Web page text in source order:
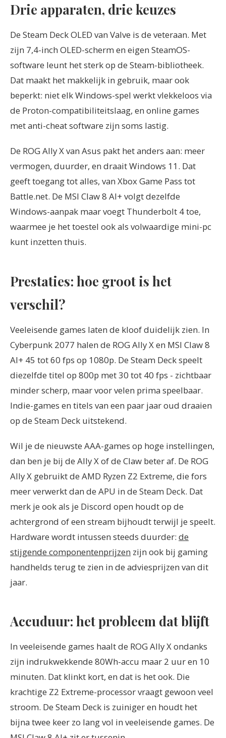
Drie apparaten, drie keuzes
De Steam Deck OLED van Valve is de veteraan. Met
zijn 7,4-inch OLED-scherm en eigen SteamOS-
software leunt het sterk op de Steam-bibliotheek.
Dat maakt het makkelijk in gebruik, maar ook
beperkt: niet elk Windows-spel werkt vlekkeloos via
de Proton-compatibiliteitslaag, en online games
met anti-cheat software zijn soms lastig.
De ROG Ally X van Asus pakt het anders aan: meer
vermogen, duurder, en draait Windows 11. Dat
geeft toegang tot alles, van Xbox Game Pass tot
Battle.net. De MSI Claw 8 AI+ volgt dezelfde
Windows-aanpak maar voegt Thunderbolt 4 toe,
waarmee je het toestel ook als volwaardige mini-pc
kunt inzetten thuis.
Prestaties: hoe groot is het
verschil?
Veeleisende games laten de kloof duidelijk zien. In
Cyberpunk 2077 halen de ROG Ally X en MSI Claw 8
AI+ 45 tot 60 fps op 1080p. De Steam Deck speelt
diezelfde titel op 800p met 30 tot 40 fps - zichtbaar
minder scherp, maar voor velen prima speelbaar.
Indie-games en titels van een paar jaar oud draaien
op de Steam Deck uitstekend.
Wil je de nieuwste AAA-games op hoge instellingen,
dan ben je bij de Ally X of de Claw beter af. De ROG
Ally X gebruikt de AMD Ryzen Z2 Extreme, die fors
meer verwerkt dan de APU in de Steam Deck. Dat
merk je ook als je Discord open houdt op de
achtergrond of een stream bijhoudt terwijl je speelt.
Hardware wordt intussen steeds duurder: de
stijgende componentenprijzen zijn ook bij gaming
handhelds terug te zien in de adviesprijzen van dit
jaar.
Accuduur: het probleem dat blijft
In veeleisende games haalt de ROG Ally X ondanks
zijn indrukwekkende 80Wh-accu maar 2 uur en 10
minuten. Dat klinkt kort, en dat is het ook. Die
krachtige Z2 Extreme-processor vraagt gewoon veel
stroom. De Steam Deck is zuiniger en houdt het
bijna twee keer zo lang vol in veeleisende games. De